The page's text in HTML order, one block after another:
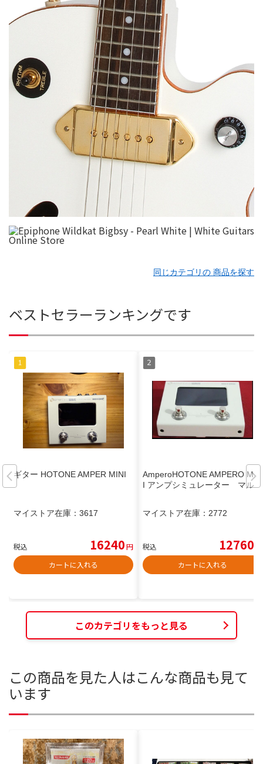
同じカテゴリの 商品を探す
ベストセラーランキングです
ギター HOTONE AMPER MINI
マイストア在庫： 3617
税込 16240円
カートに入れる
AmperoHOTONE AMPERO MIN
I アンプシミュレーター マルチ
マイストア在庫： 2772
税込 12760
カートに入れる
このカテゴリをもっと見る
この商品を見た人はこんな商品も見て
います